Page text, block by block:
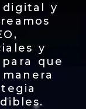
y
y
que